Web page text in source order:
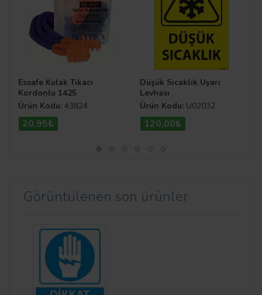
Essafe Kulak Tıkacı
Kordonlu 1425
Ürün Kodu: 43824
20,95₺
Düşük Sıcaklık Uyarı
Levhası
Ürün Kodu: U02032
120,00₺
Görüntülenen son ürünler